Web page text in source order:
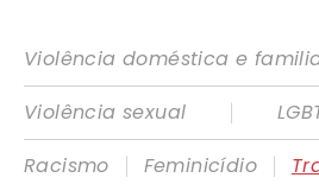
Violência doméstica e
Violência sexual
|
Racismo
| Feminicídio |